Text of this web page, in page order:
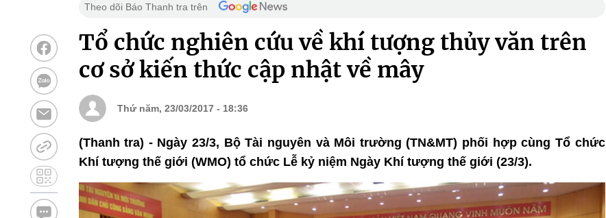
Theo dõi Báo Thanh tra trên
Tổ chức nghiên cứu về khí tượng thủy văn trên
cơ sở kiến thức cập nhật về mây
Thứ năm, 23/03/2017 - 18:36
(Thanh tra) - Ngày 23/3, Bộ Tài nguyên và Môi trường (TN&MT) phối hợp cùng Tổ chức
Khí tượng thế giới (WMO) tổ chức Lễ kỷ niệm Ngày Khí tượng thế giới (23/3).